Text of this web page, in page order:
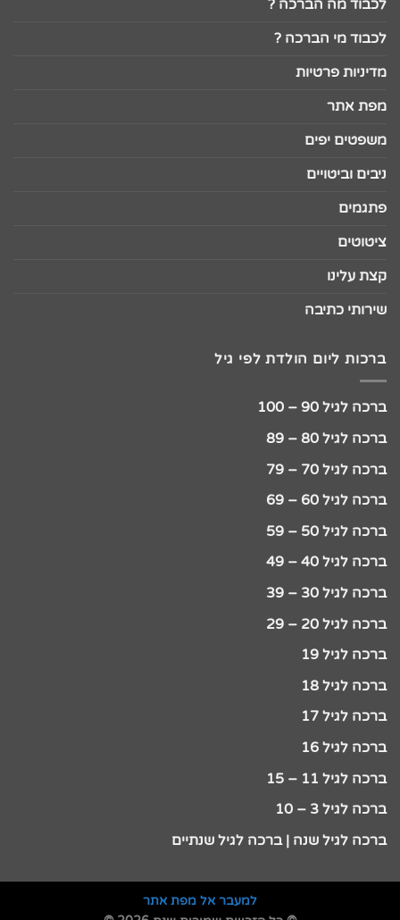
לכבוד מה הברכה ?
לכבוד מי הברכה ?
מדיניות פרטיות
מפת אתר
משפטים יפים
ניבים וביטויים
פתגמים
ציטוטים
קצת עלינו
שירותי כתיבה
ברכות ליום הולדת לפי גיל
ברכה לגיל 90 – 100
ברכה לגיל 80 – 89
ברכה לגיל 70 – 79
ברכה לגיל 60 – 69
ברכה לגיל 50 – 59
ברכה לגיל 40 – 49
ברכה לגיל 30 – 39
ברכה לגיל 20 – 29
ברכה לגיל 19
ברכה לגיל 18
ברכה לגיל 17
ברכה לגיל 16
ברכה לגיל 11 – 15
ברכה לגיל 3 – 10
ברכה לגיל שנה | ברכה לגיל שנתיים
למעבר אל מפת אתר